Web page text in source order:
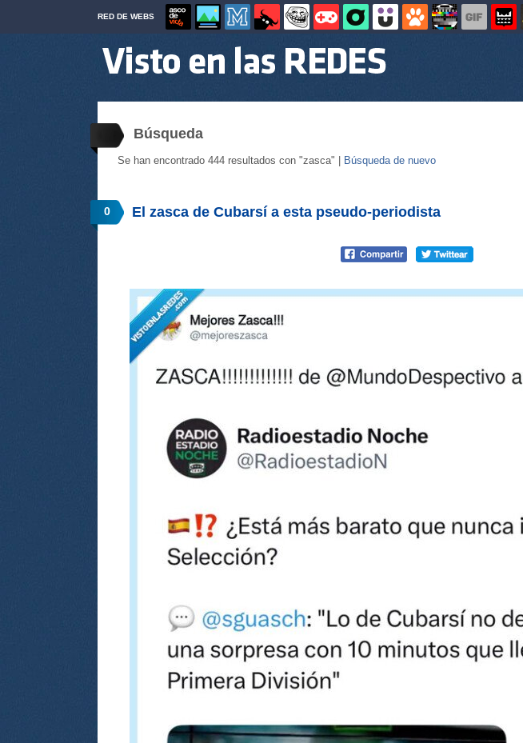
RED DE WEBS
Búsqueda
Se han encontrado 444 resultados con "zasca" | Búsqueda de nuevo
0 El zasca de Cubarsí a esta pseudo-periodista